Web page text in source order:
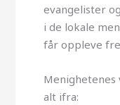
evangelister
i de lokale
får oppleve
alt ifra: